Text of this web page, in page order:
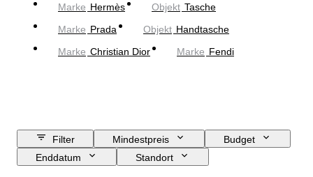
Marke Hermès Objekt Tasche
Marke Prada Objekt Handtasche
Marke Christian Dior Marke Fendi
Filter Mindestpreis
Budget
Enddatum
Standort